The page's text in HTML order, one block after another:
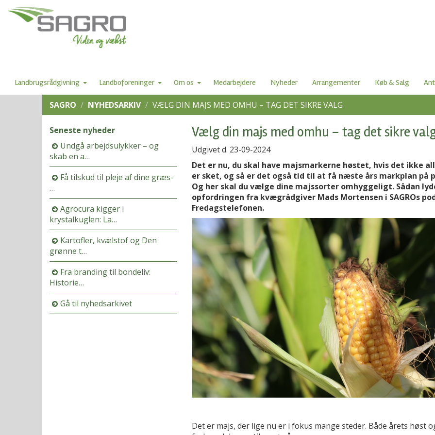
Landbrugsrådgivning Landboforeninger Om os Medarbejdere Nyheder Arrangementer Køb & Salg
SAGRO NYHEDSARKIV VÆLG DIN MAJS MED OMHU – TAG DET SIKRE VALG
Seneste nyheder
Undgå arbejdsulykker – og
skab en a…
Få tilskud til pleje af dine græs-
…
Agrocura kigger i
krystalkuglen: La…
Kartofler, kvælstof og Den
grønne t…
Fra branding til bondeliv:
Historie…
Gå til nyhedsarkivet
Vælg din majs med omhu – tag det sikre
Udgivet d. 23-09-2024
Det er nu, du skal have majsmarkerne høstet, hvis det ikke
er sket, og så er det også tid til at få næste års markplan på
Og her skal du vælge dine majssorter omhyggeligt. Sådan
opfordringen fra kvægrådgiver Mads Mortensen i SAGROs
Fredagstelefonen.
Det er majs, der lige nu er i fokus mange steder. Både årets høst